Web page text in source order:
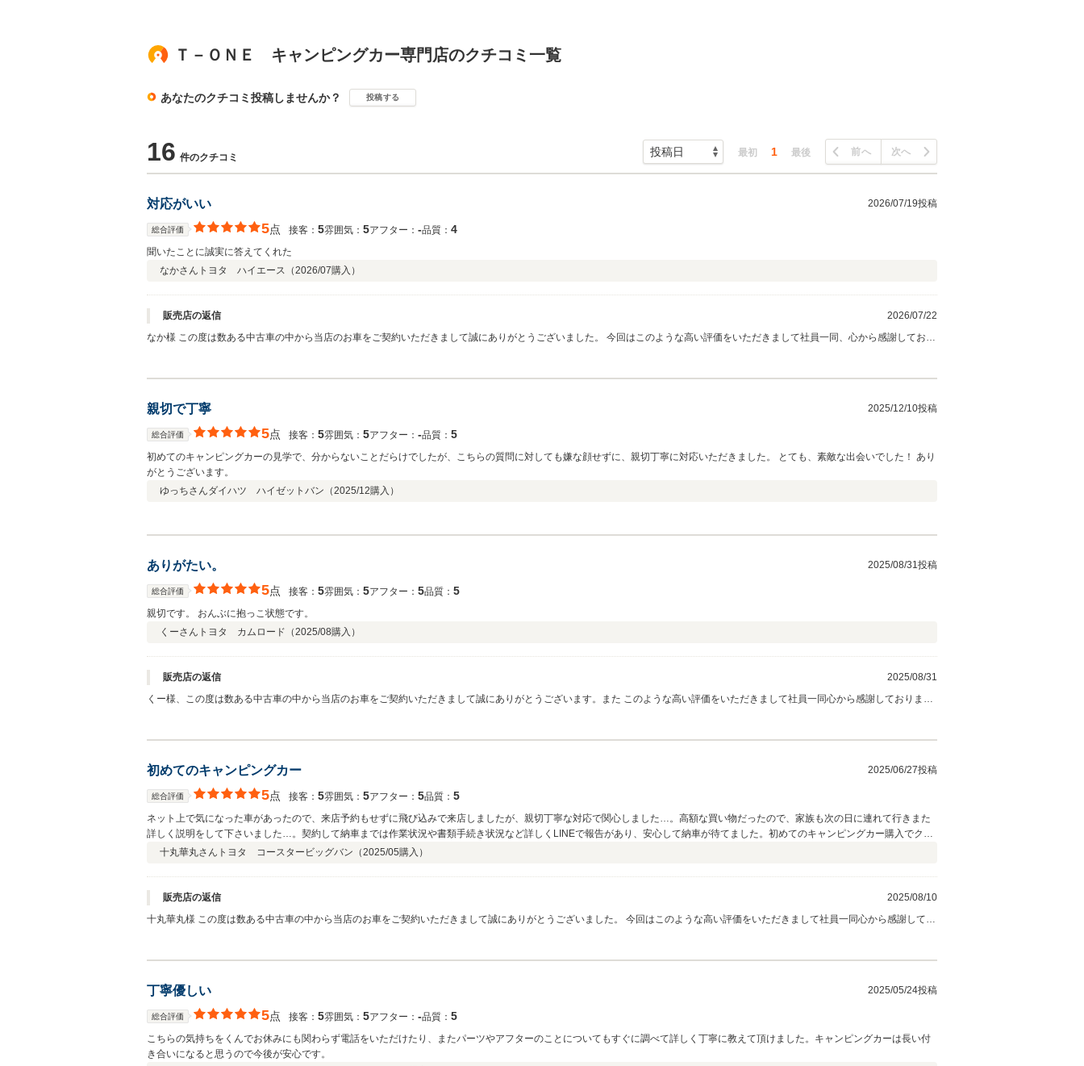
Ｔ－ＯＮＥ キャンピングカー専門店のクチコミ一覧
あなたのクチコミ投稿しませんか？ 投稿する
16 件のクチコミ 最初 1 最後 前へ 次へ
対応がいい 2026/07/19投稿
総合評価 5点 接客： 5雰囲気： 5アフター： ‐品質： 4
聞いたことに誠実に答えてくれた
なかさん トヨタ ハイエース（2026/07購入）
販売店の返信
2026/07/22
なか様 この度は数ある中古車の中から当店のお車をご契約いただきまして誠にありがとうございました。 今回はこのような高い評価をいただきまして社員一同、心から感謝しており
親切で丁寧 2025/12/10投稿
総合評価 5点 接客： 5雰囲気： 5アフター： ‐品質： 5
初めてのキャンピングカーの見学で、分からないことだらけでしたが、こちらの質問に対しても嫌な顔せずに、親切丁寧に対応いただきました。 とても、素敵な出会いでした！ あり
がとうございます。
ゆっちさんダイハツ ハイゼットバン（2025/12購入）
ありがたい。 2025/08/31投稿
総合評価 5点 接客： 5雰囲気： 5アフター： 5品質： 5
親切です。 おんぶに抱っこ状態です。
くーさん トヨタ カムロード（2025/08購入）
販売店の返信
2025/08/31
くー様、この度は数ある中古車の中から当店のお車をご契約いただきまして誠にありがとうございます。また このような高い評価をいただきまして社員一同心から感謝しておりま
初めてのキャンピングカー 2025/06/27投稿
総合評価 5点 接客： 5雰囲気： 5アフター： 5品質： 5
ネット上で気になった車があったので、来店予約もせずに飛び込みで来店しましたが、親切丁寧な対応で関心しました…。高額な買い物だったので、家族も次の日に連れて行きまた
詳しく説明をして下さいました…。契約して納車までは作業状況や書類手続き状況など詳しくLINEで報告があり、安心して納車が待てました。初めてのキャンピングカー購入でクル
マの特性など分からない事は気軽に問い合わせできる雰囲気の販売店だと感じています。営業の方も感じの良い対応で決め手の1つになりました。。。
十丸華丸さん トヨタ コースタービッグバン（2025/05購入）
販売店の返信
2025/08/10
十丸華丸様 この度は数ある中古車の中から当店のお車をご契約いただきまして誠にありがとうございました。 今回はこのような高い評価をいただきまして社員一同心から感謝してお
丁寧優しい 2025/05/24投稿
総合評価 5点 接客： 5雰囲気： 5アフター： ‐品質： 5
こちらの気持ちをくんでお休みにも関わらず電話をいただけたり、またパーツやアフターのことについてもすぐに調べて詳しく丁寧に教えて頂けました。キャンピングカーは長い付
き合いになると思うので今後が安心です。